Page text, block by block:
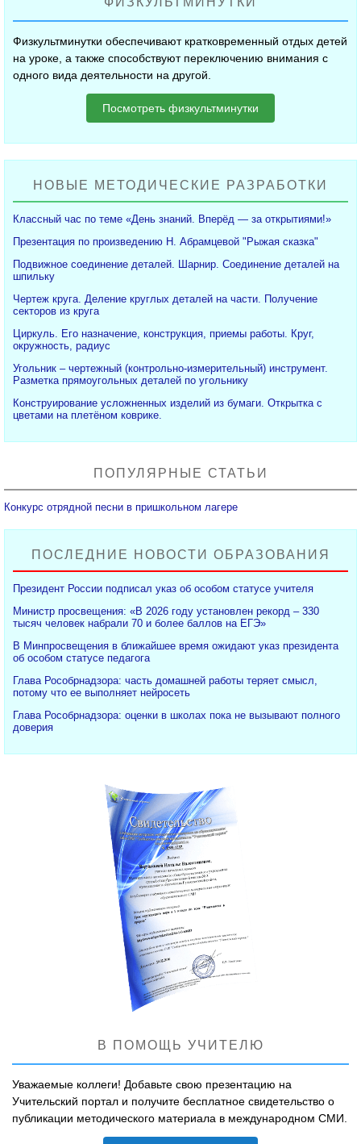
Физкультминутки обеспечивают кратковременный отдых детей
на уроке, а также способствуют переключению внимания с
одного вида деятельности на другой.
Посмотреть физкультминутки
НОВЫЕ МЕТОДИЧЕСКИЕ РАЗРАБОТКИ
Классный час по теме «День знаний. Вперёд — за открытиями!»
Презентация по произведению Н. Абрамцевой "Рыжая сказка"
Подвижное соединение деталей. Шарнир. Соединение деталей на
шпильку
Чертеж круга. Деление круглых деталей на части. Получение
секторов из круга
Циркуль. Его назначение, конструкция, приемы работы. Круг,
окружность, радиус
Угольник – чертежный (контрольно-измерительный) инструмент.
Разметка прямоугольных деталей по угольнику
Конструирование усложненных изделий из бумаги. Открытка с
цветами на плетёном коврике.
ПОПУЛЯРНЫЕ СТАТЬИ
Конкурс отрядной песни в пришкольном лагере
ПОСЛЕДНИЕ НОВОСТИ ОБРАЗОВАНИЯ
Президент России подписал указ об особом статусе учителя
Министр просвещения: «В 2026 году установлен рекорд – 330
тысяч человек набрали 70 и более баллов на ЕГЭ»
В Минпросвещения в ближайшее время ожидают указ президента
об особом статусе педагога
Глава Рособрнадзора: часть домашней работы теряет смысл,
потому что ее выполняет нейросеть
Глава Рособрнадзора: оценки в школах пока не вызывают полного
доверия
В ПОМОЩЬ УЧИТЕЛЮ
Уважаемые коллеги! Добавьте свою презентацию на
Учительский портал и получите бесплатное свидетельство о
публикации методического материала в международном СМИ.